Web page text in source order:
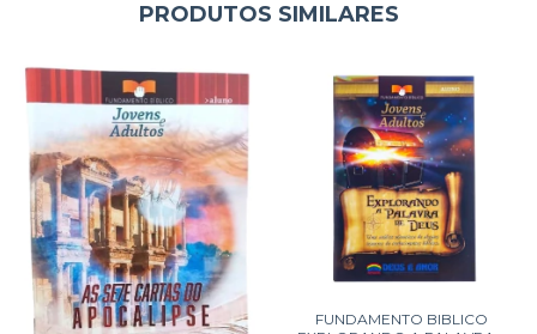
PRODUTOS SIMILARES
FUNDAMENTO BIBLICO